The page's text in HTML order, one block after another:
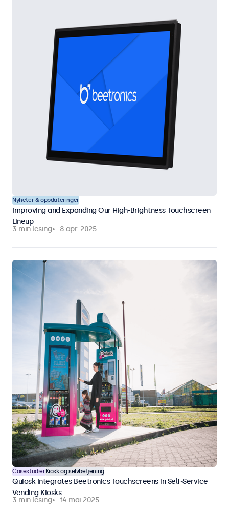
Nyheter & oppdateringer
Improving and Expanding Our High-Brightness Touchscreen
Lineup
3 min lesing
8 apr. 2025
CasestudierKiosk og selvbetjening
Quiosk Integrates Beetronics Touchscreens in Self‑Service
Vending Kiosks
3 min lesing
14 mai 2025